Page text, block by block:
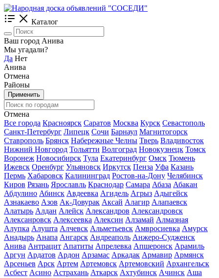
Каталог
Ваш город Анива
Мы угадали?
Да Нет
Анива
Отмена
Районы
Применить
Отмена
Все города Красноярск Саратов Москва Курск Севастополь
Санкт-Петербург Липецк Сочи Барнаул Магнитогорск
Ставрополь Брянск Набережные Челны Тверь Владивосток
Нижний Новгород Тольятти Волгоград Новокузнецк Томск
Воронеж Новосибирск Тула Екатеринбург Омск Тюмень
Ижевск Оренбург Ульяновск Иркутск Пенза Уфа Казань
Пермь Хабаровск Калининград Ростов-на-Дону Челябинск
Киров Рязань Ярославль Краснодар Самара Абаза Абакан
Абдулино Абинск Авдеевка Агидель Агрыз Адыгейск
Азнакаево Азов Ак-Довурак Аксай Алагир Алапаевск
Алатырь Алдан Алейск Александров Александровск
Алексанровск Алексеевка Алексин Алзамай Алмазная
Алупка Алушта Алчевск Альметьевск Амвросиевка Амурск
Анадырь Анапа Ангарск Андреаполь Анжеро-Судженск
Анива Антрацит Апатиты Апрелевка Апшеронск Арамиль
Аргун Ардатов Ардон Арзамас Аркадак Армавир Армянск
Арсеньев Арск Артем Артемовск Артемовский Архангельск
Асбест Асино Астрахань Аткарск Ахтубинск Ачинск Аша